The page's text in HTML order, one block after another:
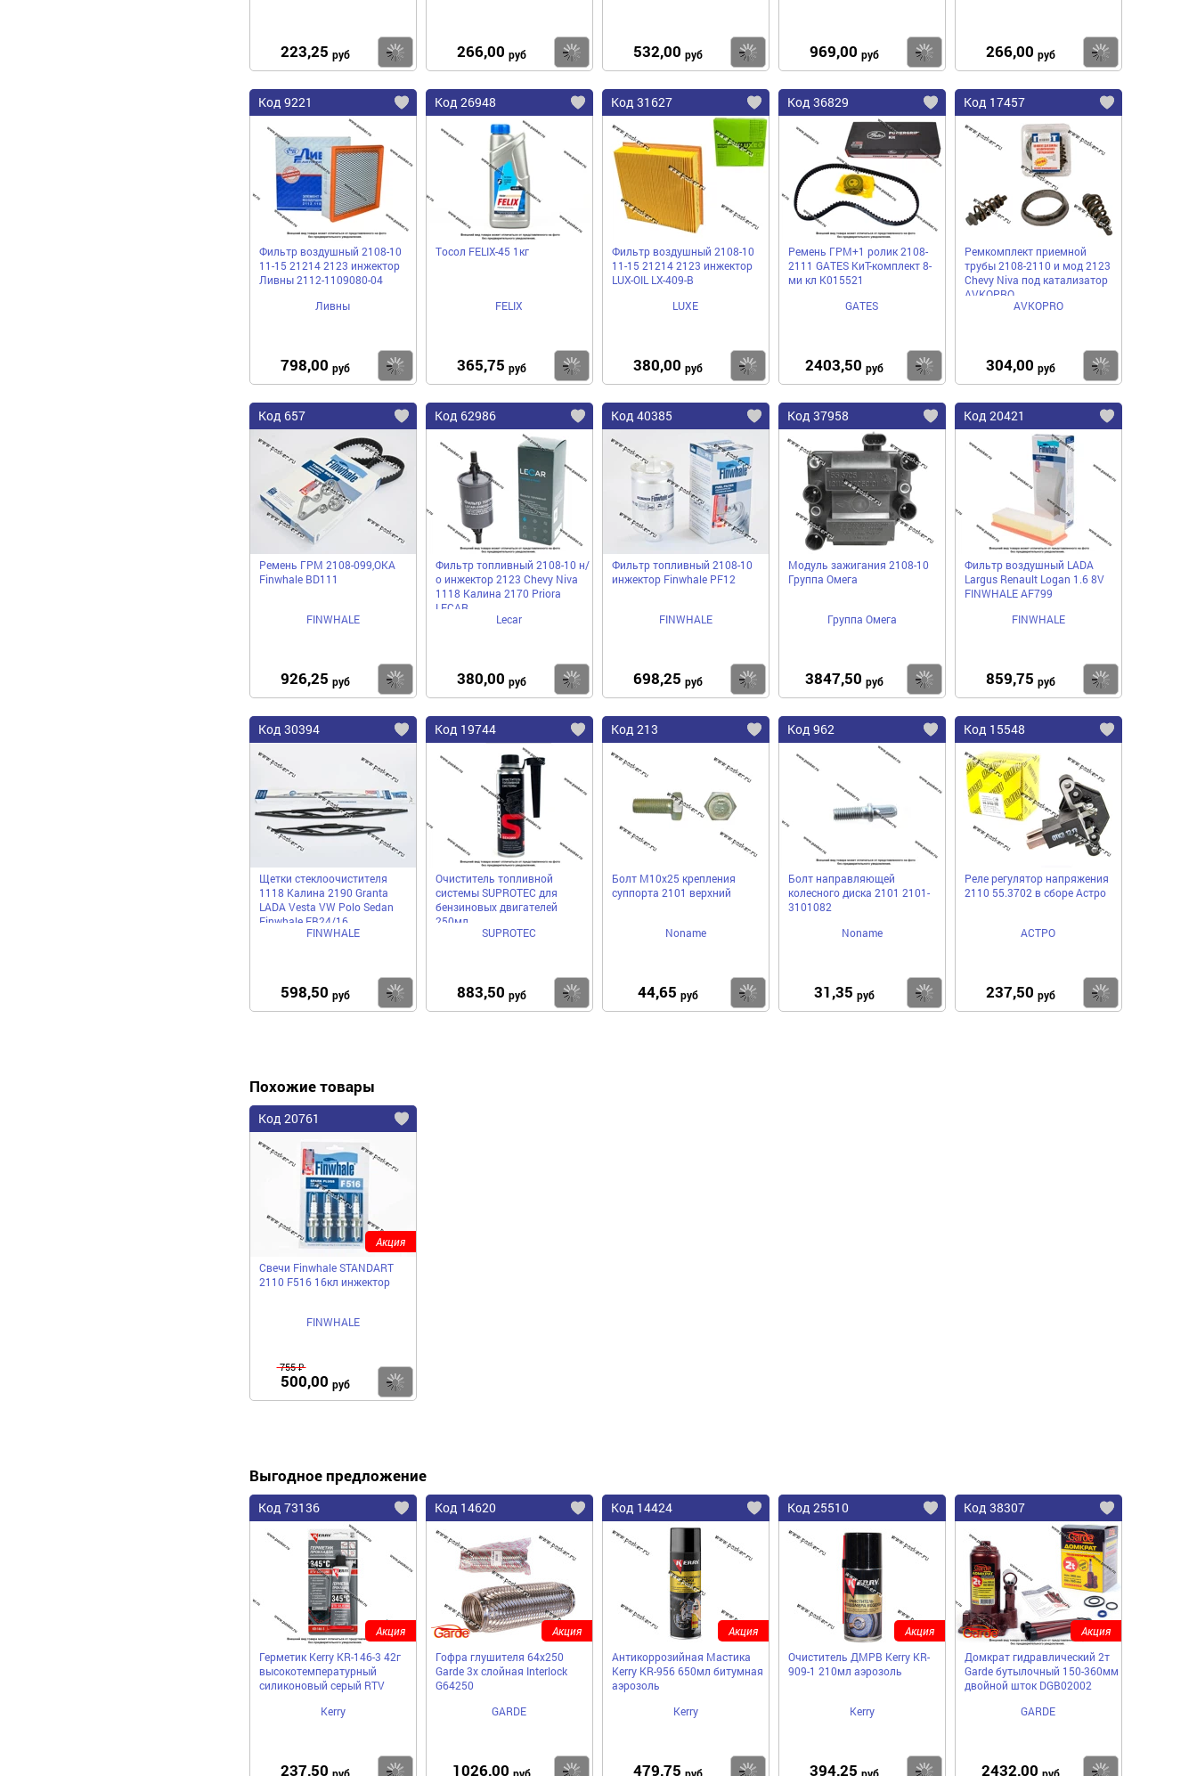
223,25 руб Купить266,00 руб Купить532,00 руб Купить969,00 руб Купить266,00 руб
Код 9221
Фильтр воздушный 2108-10
11-15 21214 2123 инжектор
Ливны 2112-1109080-04
Ливны
798,00 руб Купить
Код 26948
Тосол FELIX-45 1кг
FELIX
365,75 руб Купить
Код 31627
Фильтр воздушный 2108-10
11-15 21214 2123 инжектор
LUX-OIL LX-409-B
LUXE
380,00 руб Купить
Код 36829
Ремень ГРМ+1 ролик 2108-
2111 GATES КиТ-комплект 8-
ми кл K015521
GATES
2403,50 руб Купить
Код 17457
Ремкомплект приемной
трубы 2108-2110 и мод 2123
Chevy Niva под катализатор
AVKOPRO
AVKOPRO
304,00 руб
Код 657
Ремень ГРМ 2108-099,ОКА
Finwhale BD111
FINWHALE
926,25 руб Купить
Код 62986
Фильтр топливный 2108-10 н/
о инжектор 2123 Chevy Niva
1118 Калина 2170 Priora
LECAR
Lecar
380,00 руб Купить
Код 40385
Фильтр топливный 2108-10
инжектор Finwhale PF12
FINWHALE
698,25 руб Купить
Код 37958
Модуль зажигания 2108-10
Группа Омега
Группа Омега
3847,50 руб Купить
Код 20421
Фильтр воздушный LADA
Largus Renault Logan 1.6 8V
FINWHALE AF799
FINWHALE
859,75 руб
Код 30394
Щетки стеклоочистителя
1118 Калина 2190 Granta
LADA Vesta VW Polo Sedan
Finwhale FB24/16
FINWHALE
598,50 руб Купить
Код 19744
Очиститель топливной
системы SUPROTEC для
бензиновых двигателей
250мл
SUPROTEC
883,50 руб Купить
Код 213
Болт М10х25 крепления
суппорта 2101 верхний
Noname
44,65 руб Купить
Код 962
Болт направляющей
колесного диска 2101 2101-
3101082
Noname
31,35 руб Купить
Код 15548
Реле регулятор напряжения
2110 55.3702 в сборе Астро
АСТРО
237,50 руб
Похожие товары
Код 20761
Свечи Finwhale STANDART
2110 F516 16кл инжектор
FINWHALE
755 ₽
500,00 руб
Акция
Выгодное предложение
Код 73136
Герметик Kerry KR-146-3 42г
высокотемпературный
силиконовый серый RTV
Kerry
237,50 Купить
Акция
Код 14620
Гофра глушителя 64x250
Garde 3х слойная Interloсk
G64250
GARDE
1026,00 Купить
Акция
Код 14424
Антикоррозийная Мастика
Kerry KR-956 650мл битумная
аэрозоль
Kerry
479,75 Купить
Акция
Код 25510
Очиститель ДМРВ Kerry KR-
909-1 210мл аэрозоль
Kerry
394,25 Купить
Акция
Код 38307
Домкрат гидравлический 2т
Garde бутылочный 150-360мм
двойной шток DGB02002
GARDE
2432,00
Акция